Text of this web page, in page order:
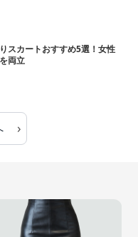
スカートおすすめ5選！女性
両立
›